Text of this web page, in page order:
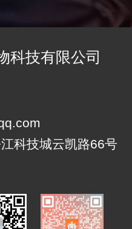
科技有限公司
科技城云凯路66号